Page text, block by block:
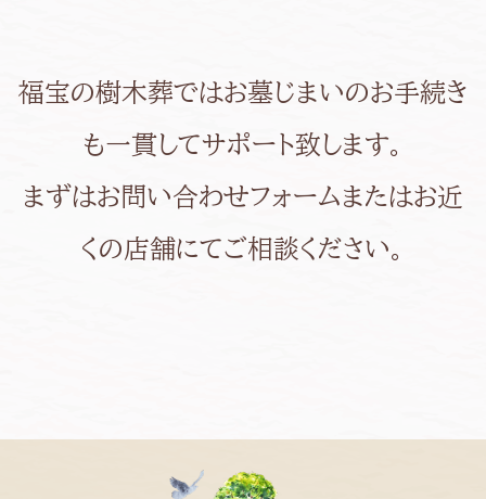
福宝の樹木葬ではお墓じまいのお手続き
も一貫してサポート致します。
まずはお問い合わせフォームまたはお近
くの店舗にてご相談ください。